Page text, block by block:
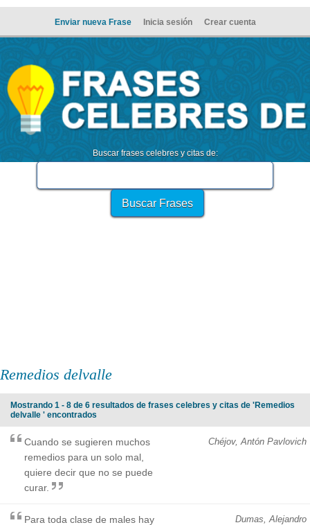
Enviar nueva Frase Inicia sesión Crear cuenta
Buscar frases celebres y citas de:
Remedios delvalle
Mostrando 1 - 8 de 6 resultados de frases celebres y citas de 'Remedios
delvalle ' encontrados
Chéjov, Antón Pavlovich
Cuando se sugieren muchos
remedios para un solo mal,
quiere decir que no se puede
curar.
Dumas, Alejandro
Para toda clase de males hay